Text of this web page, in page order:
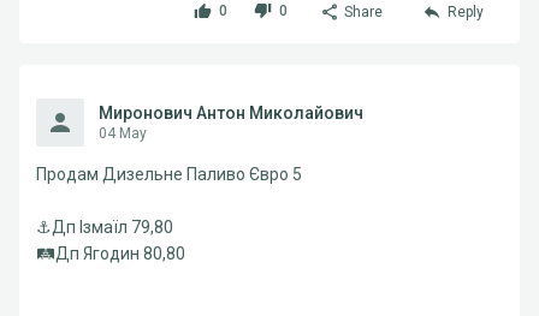
0 0 Share Reply
Миронович Антон Миколайович
04 May
Продам Дизельне Паливо Євро 5
⚓️Дп Ізмаїл 79,80
🛤Дп Ягодин 80,80